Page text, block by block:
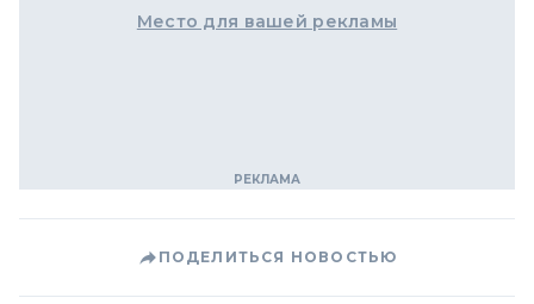
Место для вашей рекламы
ПОДЕЛИТЬСЯ НОВОСТЬЮ